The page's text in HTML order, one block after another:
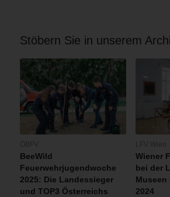
Stöbern Sie in unserem
BeeWild
Feuerwehrjugendwoche
2025: Die Landessieger
und TOP3 Österreichs
Wiener
bei der
Museen
2024